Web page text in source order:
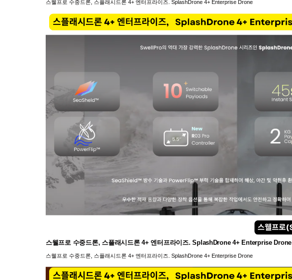
스웰프로 수중드론, 스플래시드론 4+ 엔터프라이즈. SplashDrone 4+ Enterprise Drone
스웰프로 수중드론, 스플래시드론 4+ 엔터프라이즈. SplashDrone 4+ Enterprise Drone
스웰프로 수중드론, 스플래시드론 4+ 엔터프라이즈. SplashDrone 4+ Enterprise Drone